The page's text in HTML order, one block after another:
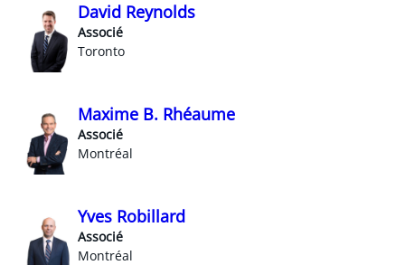
David Reynolds
Associé
Toronto
Maxime B. Rhéaume
Associé
Montréal
Yves Robillard
Associé
Montréal